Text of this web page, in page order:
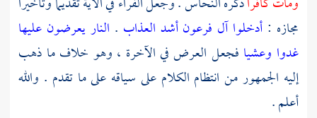
مجازه : أدخلوا آل فرعون أشد العذاب . النار يعرضون عليها
غدوا وعشيا فجعل العرض في الآخرة ، وهو خلاف ما ذهب
إليه الجمهور من انتظام الكلام على سياقه على ما تقدم . والله
أعلم .